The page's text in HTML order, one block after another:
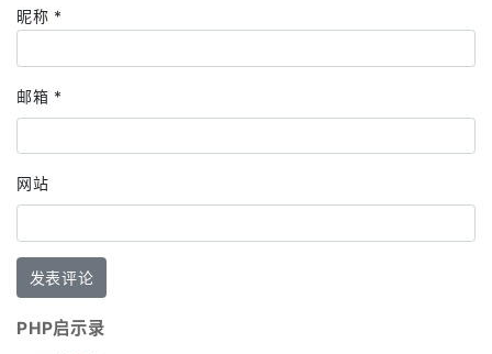
昵称 *
邮箱 *
网站
PHP启示录